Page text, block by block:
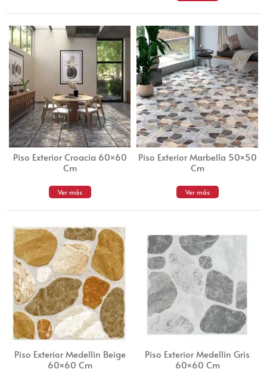
Piso Exterior Croacia 60×60
Cm
Ver más
Piso Exterior Marbella 50×50
Cm
Ver más
Piso Exterior Medellin Beige
60×60 Cm
Piso Exterior Medellin Gris
60×60 Cm